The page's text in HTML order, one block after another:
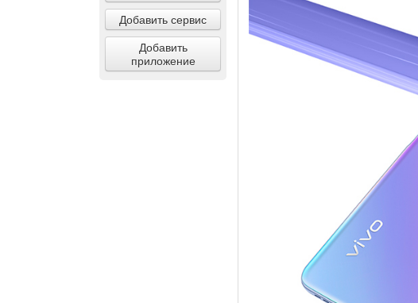
Добавить сервис
Добавить
приложение